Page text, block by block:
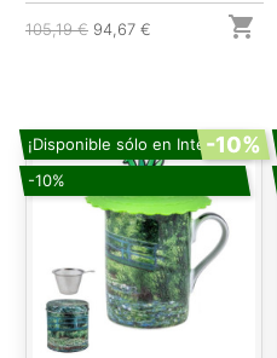
105,19 € 94,67 € 
¡Disponible sólo en Internet!
-10%
-10%